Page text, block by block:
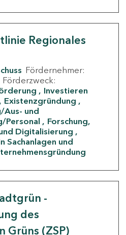
Regionales
Fördernehmer:
Förderzweck:
Investieren
Existenzgründung
Aus- und
Personal
Forschung,
Digitalisierung
Sachanlagen und
-
des
Grüns (ZSP)